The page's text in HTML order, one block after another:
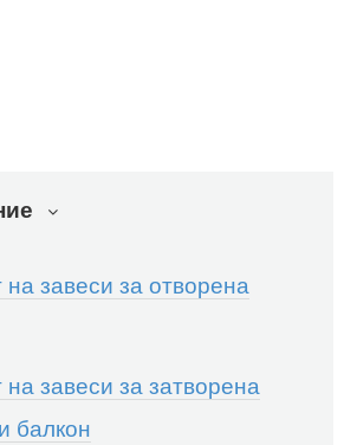
завеси за отворена
завеси за затворена
балкон